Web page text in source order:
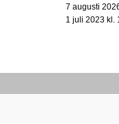
7 augusti
1 juli 2023 kl.